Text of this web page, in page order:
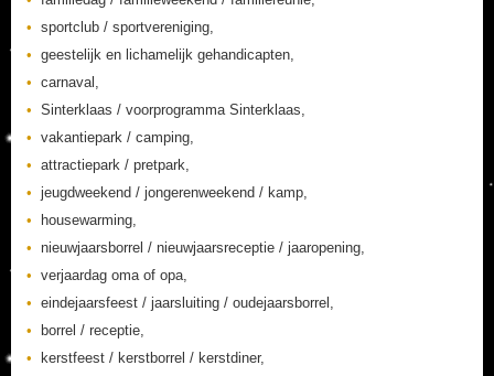
sportclub / sportvereniging,
geestelijk en lichamelijk gehandicapten,
carnaval,
Sinterklaas / voorprogramma Sinterklaas,
vakantiepark / camping,
attractiepark / pretpark,
jeugdweekend / jongerenweekend / kamp,
housewarming,
nieuwjaarsborrel / nieuwjaarsreceptie / jaaropening,
verjaardag oma of opa,
eindejaarsfeest / jaarsluiting / oudejaarsborrel,
borrel / receptie,
kerstfeest / kerstborrel / kerstdiner,